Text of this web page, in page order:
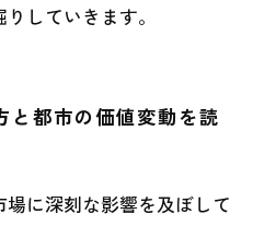
していきます。
と都市の価値変動を読
に深刻な影響を及ぼして